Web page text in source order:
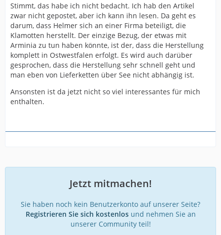
Stimmt, das habe ich nicht bedacht. Ich hab den Artikel
zwar nicht gepostet, aber ich kann ihn lesen. Da geht es
darum, dass Helmer sich an einer Firma beteiligt, die
Klamotten herstellt. Der einzige Bezug, der etwas mit
Arminia zu tun haben könnte, ist der, dass die Herstellung
komplett in Ostwestfalen erfolgt. Es wird auch darüber
gesprochen, dass die Herstellung sehr schnell geht und
man eben von Lieferketten über See nicht abhängig ist.
Ansonsten ist da jetzt nicht so viel interessantes für mich
enthalten.
Jetzt mitmachen!
Sie haben noch kein Benutzerkonto auf unserer Seite?
Registrieren Sie sich kostenlosund nehmen Sie an
unserer Community teil!